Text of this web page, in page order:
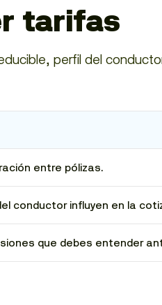
tarifas
perfil del
entre pólizas.
conductor influyen en la
que debes entender